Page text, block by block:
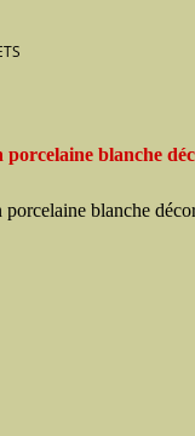
blanche